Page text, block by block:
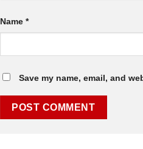
Name *
Save my name, email, and